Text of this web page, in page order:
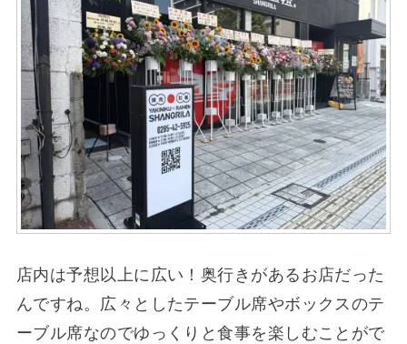
店内は予想以上に広い！奥行きがあるお店だった
んですね。広々としたテーブル席やボックスのテ
ーブル席なのでゆっくりと食事を楽しむことがで